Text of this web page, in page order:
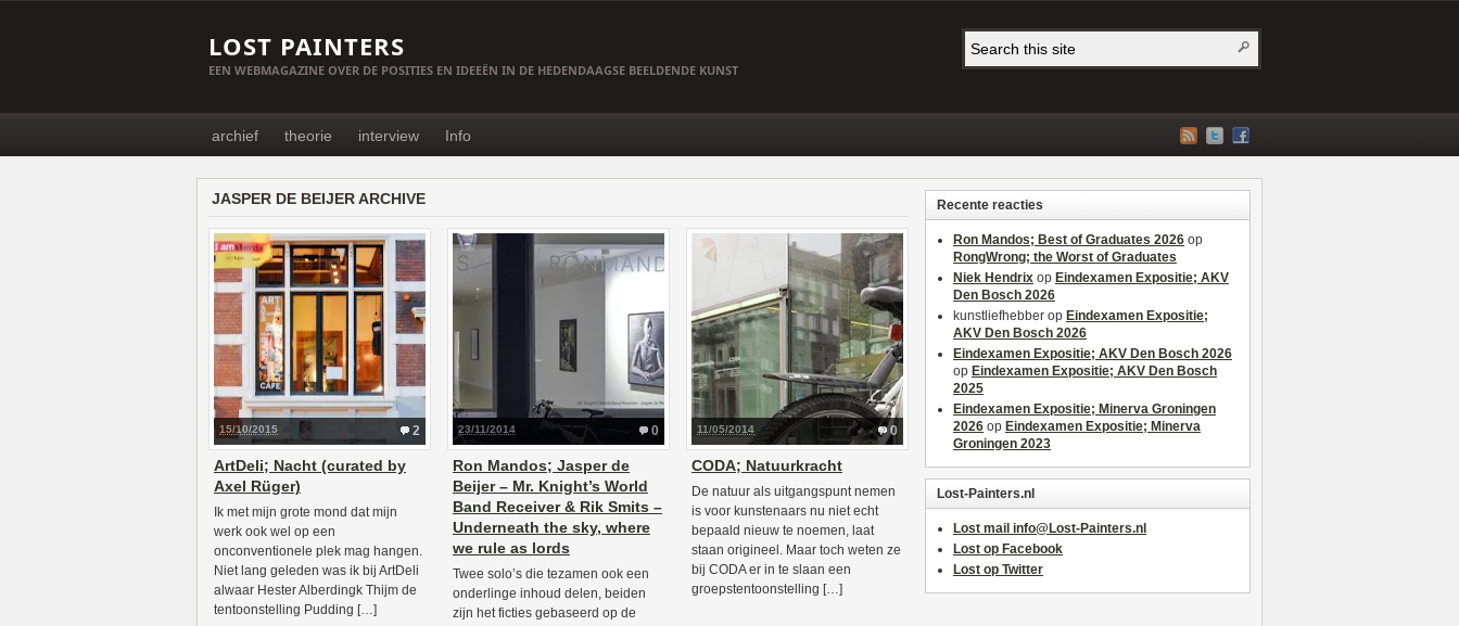
LOST PAINTERS
EEN WEBMAGAZINE OVER DE POSITIES EN IDEEËN IN DE HEDENDAAGSE BEELDENDE KUNST
archief theorie interview Info
JASPER DE BEIJER ARCHIVE
2
15/10/2015
ArtDeli; Nacht (curated by
Axel Rüger)
Ik met mijn grote mond dat mijn
werk ook wel op een
onconventionele plek mag hangen.
Niet lang geleden was ik bij ArtDeli
alwaar Hester Alberdingk Thijm de
tentoonstelling Pudding […]
0
23/11/2014
Ron Mandos; Jasper de
Beijer – Mr. Knight’s World
Band Receiver & Rik Smits –
Underneath the sky, where
we rule as lords
Twee solo’s die tezamen ook een
onderlinge inhoud delen, beiden
zijn het ficties gebaseerd op de
0
11/05/2014
CODA; Natuurkracht
De natuur als uitgangspunt nemen
is voor kunstenaars nu niet echt
bepaald nieuw te noemen, laat
staan origineel. Maar toch weten ze
bij CODA er in te slaan een
groepstentoonstelling […]
Recente reacties
Ron Mandos; Best of Graduates 2026 op
RongWrong; the Worst of Graduates
Niek Hendrix op Eindexamen Expositie; AKV
Den Bosch 2026
kunstliefhebber op Eindexamen Expositie;
AKV Den Bosch 2026
Eindexamen Expositie; AKV Den Bosch 2026
op Eindexamen Expositie; AKV Den Bosch
2025
Eindexamen Expositie; Minerva Groningen
2026 op Eindexamen Expositie; Minerva
Groningen 2023
Lost-Painters.nl
Lost mail info@Lost-Painters.nl
Lost op Facebook
Lost op Twitter